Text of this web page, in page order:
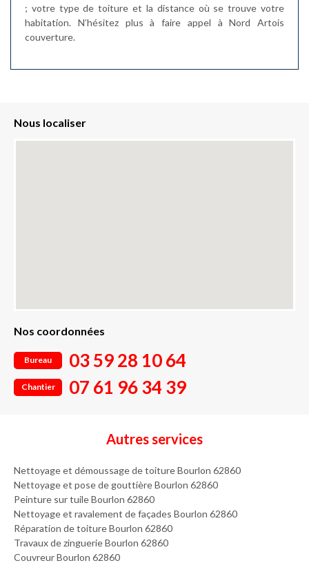
; votre type de toiture et la distance où se trouve votre
habitation. N’hésitez plus à faire appel à Nord Artois
couverture.
Nous localiser
Nos coordonnées
Bureau 03 59 28 10 64
Chantier 07 61 96 34 39
Autres services
Nettoyage et démoussage de toiture Bourlon 62860
Nettoyage et pose de gouttière Bourlon 62860
Peinture sur tuile Bourlon 62860
Nettoyage et ravalement de façades Bourlon 62860
Réparation de toiture Bourlon 62860
Travaux de zinguerie Bourlon 62860
Couvreur Bourlon 62860